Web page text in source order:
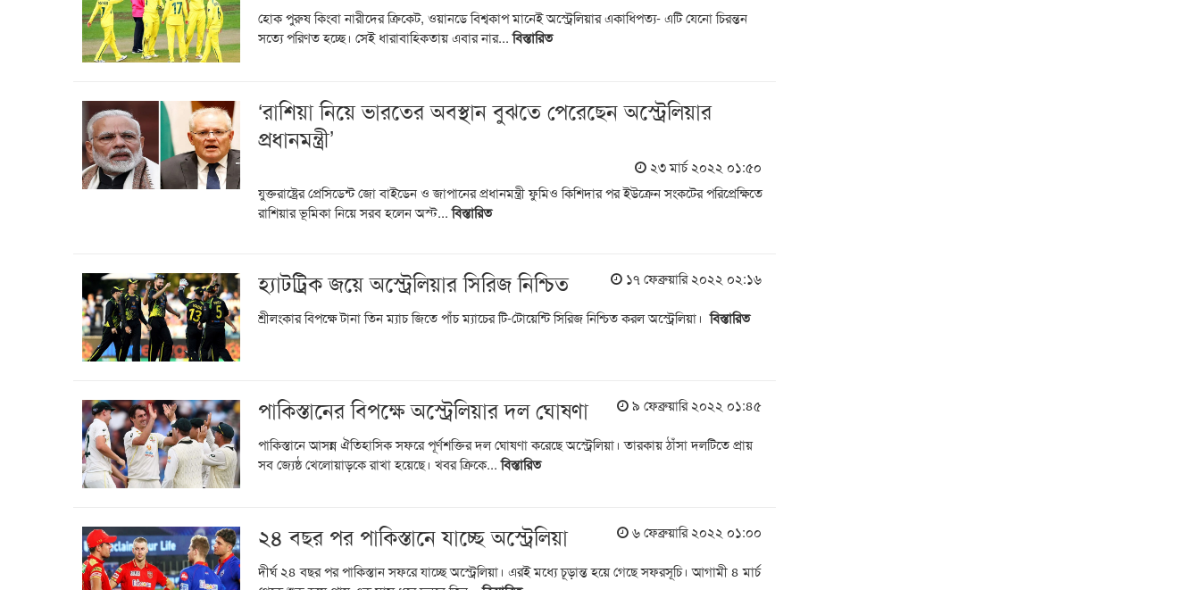
হোক পুরুষ কিংবা নারীদের ক্রিকেট, ওয়ানডে বিশ্বকাপ মানেই অস্ট্রেলিয়ার একাধিপত্য- এটি যেনো চিরন্তন
সত্যে পরিণত হচ্ছে। সেই ধারাবাহিকতায় এবার নার...বিস্তারিত
‘রাশিয়া নিয়ে ভারতের অবস্থান বুঝতে পেরেছেন অস্ট্রেলিয়ার
প্রধানমন্ত্রী’
২৩ মার্চ ২০২২ ০১:৫০
যুক্তরাষ্ট্রের প্রেসিডেন্ট জো বাইডেন ও জাপানের প্রধানমন্ত্রী ফুমিও কিশিদার পর ইউক্রেন সংকটের পরিপ্রেক্ষিতে
রাশিয়ার ভূমিকা নিয়ে সরব হলেন অস্ট...বিস্তারিত
হ্যাটট্রিক জয়ে অস্ট্রেলিয়ার সিরিজ নিশ্চিত ১৭ ফেব্রুয়ারি ২০২২ ০২:১৬
শ্রীলংকার বিপক্ষে টানা তিন ম্যাচ জিতে পাঁচ ম্যাচের টি-টোয়েন্টি সিরিজ নিশ্চিত করল অস্ট্রেলিয়া।বিস্তারিত
পাকিস্তানের বিপক্ষে অস্ট্রেলিয়ার দল ঘোষণা ৯ ফেব্রুয়ারি ২০২২ ০১:৪৫
পাকিস্তানে আসন্ন ঐতিহাসিক সফরে পূর্ণশক্তির দল ঘোষণা করেছে অস্ট্রেলিয়া। তারকায় ঠাঁসা দলটিতে প্রায়
সব জ্যেষ্ঠ খেলোয়াড়কে রাখা হয়েছে। খবর ক্রিকে...বিস্তারিত
২৪ বছর পর পাকিস্তানে যাচ্ছে অস্ট্রেলিয়া ৬ ফেব্রুয়ারি ২০২২ ০১:০০
দীর্ঘ ২৪ বছর পর পাকিস্তান সফরে যাচ্ছে অস্ট্রেলিয়া। এরই মধ্যে চূড়ান্ত হয়ে গেছে সফরসূচি। আগামী ৪ মার্চ